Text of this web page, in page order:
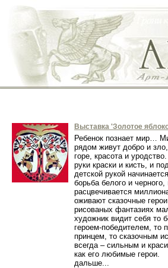
Выставка 'Золотое
Ребенок познает мир…
рядом живут добро и
горе, красота и
руки краски и кисть, и
детской рукой
борьба белого и черного,
расцвечивается
оживают сказочные
рисованых фантазиях
художник видит себя то
героем-победителем, то
принцем, то сказочным
всегда – сильным и
как его любимые герои.
дальше...